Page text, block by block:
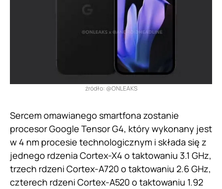
źródło: @ONLEAKS
Sercem omawianego smartfona zostanie
procesor Google Tensor G4, który wykonany jest
w 4 nm procesie technologicznym i składa się z
jednego rdzenia Cortex-X4 o taktowaniu 3.1 GHz,
trzech rdzeni Cortex-A720 o taktowaniu 2.6 GHz,
czterech rdzeni Cortex-A520 o taktowaniu 1.92